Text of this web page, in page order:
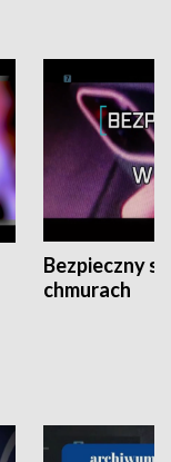
Bezpieczny
chmurach